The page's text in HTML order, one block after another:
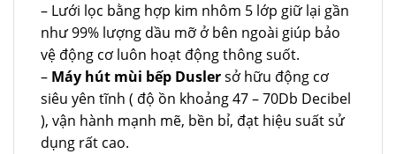
– Lưới lọc bằng hợp kim nhôm 5 lớp giữ lại gần
như 99% lượng dầu mỡ ở bên ngoài giúp bảo
vệ động cơ luôn hoạt động thông suốt.
– Máy hút mùi bếp Duslersở hữu động cơ
siêu yên tĩnh ( độ ồn khoảng 47 – 70Db Decibel
), vận hành mạnh mẽ, bền bỉ, đạt hiệu suất sử
dụng rất cao.